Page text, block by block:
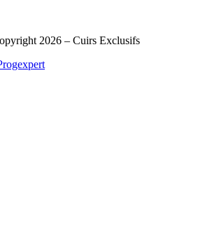
2026 – Cuirs Exclusifs